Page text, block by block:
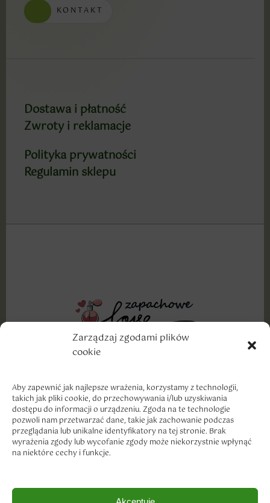
Zarządzaj zgodami plików
cookie
Aby zapewnić jak najlepsze wrażenia, korzystamy z technologii,
takich jak pliki cookie, do przechowywania i/lub uzyskiwania
dostępu do informacji o urządzeniu. Zgoda na te technologie
pozwoli nam przetwarzać dane, takie jak zachowanie podczas
przeglądania lub unikalne identyfikatory na tej stronie. Brak
wyrażenia zgody lub wycofanie zgody może niekorzystnie wpłynąć
na niektóre cechy i funkcje.
KONTAKT
Dostawa i płatność
Zwroty i reklamacje
Polityka prywatności
Regulamin sklepu
szacunkiem.